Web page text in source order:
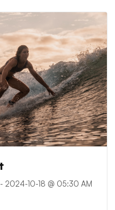
2024-10-18 @ 05:30 AM